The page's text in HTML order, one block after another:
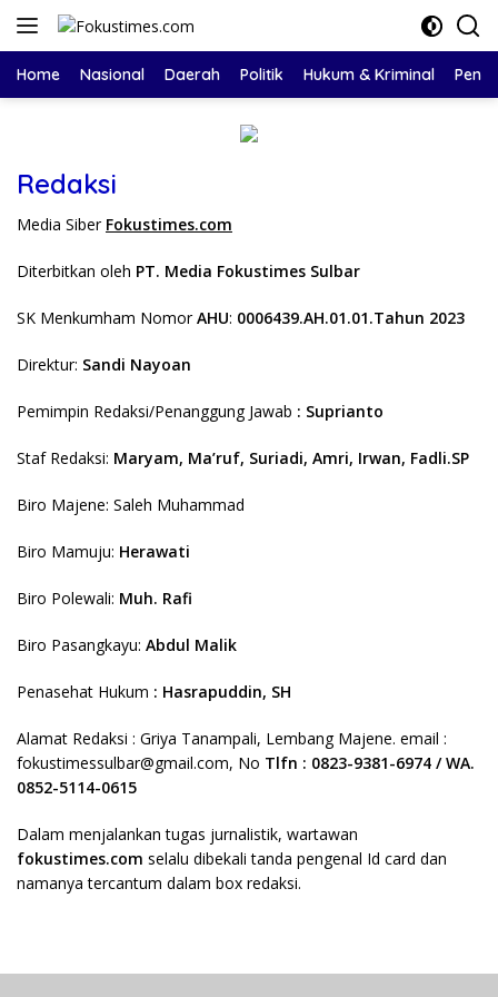
Langsung
Home Nasional Daerah Politik Hukum & Kriminal
Redaksi
Media Siber Fokustimes.com
Diterbitkan oleh PT. Media Fokustimes Sulbar
SK Menkumham NomorAHU: 0006439.AH.01.01.Tahun 2023
Direktur: Sandi Nayoan
Pemimpin Redaksi/Penanggung Jawab : Suprianto
Staf Redaksi: Maryam, Ma’ruf, Suriadi, Amri, Irwan, Fadli.SP
Biro Majene: Saleh Muhammad
Biro Mamuju: Herawati
Biro Polewali: Muh. Rafi
Biro Pasangkayu: Abdul Malik
Penasehat Hukum : Hasrapuddin, SH
Alamat Redaksi : Griya Tanampali, Lembang Majene. email :
fokustimessulbar@gmail.com, No Tlfn : 0823-9381-6974 / WA.
0852-5114-0615
Dalam menjalankan tugas jurnalistik, wartawan
fokustimes.com selalu dibekali tanda pengenal Id card dan
namanya tercantum dalam box redaksi.